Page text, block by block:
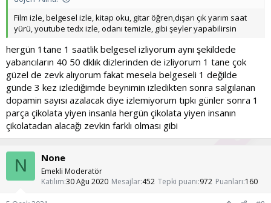
Film izle, belgesel izle, kitap oku, gitar öğren,dışarı çık yarım saat
yürü, youtube tedx izle, odanı temizle, gibi şeyler yapabilirsin
hergün 1tane 1 saatlik belgesel izliyorum aynı şekildede
yabancıların 40 50 dklık dizlerinden de izliyorum 1 tane çok
güzel de zevk alıyorum fakat mesela belgeseli 1 değilde
günde 3 kez izlediğimde beynimin izledikten sonra salgılanan
dopamin sayısı azalacak diye izlemiyorum tıpkı günler sonra 1
parça çikolata yiyen insanla hergün çikolata yiyen insanın
çikolatadan alacağı zevkin farklı olması gibi
N None
Emekli Moderatör
Katılım 30 Ağu 2020 Mesajlar 452 Tepki puanı 972 Puanları 160